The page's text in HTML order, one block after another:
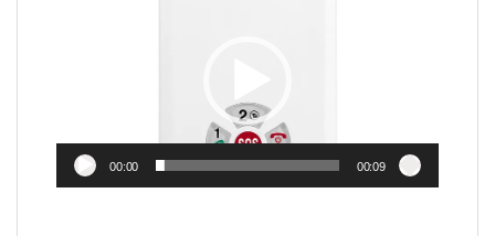
00:00 00:09